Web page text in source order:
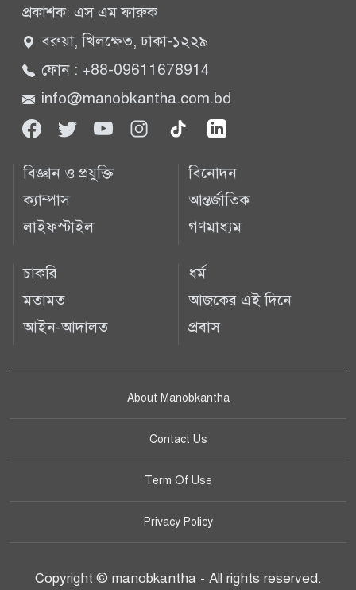
প্রকাশক: এস এম ফারুক
বরুয়া, খিলক্ষেত, ঢাকা-১২২৯
ফোন : +88-09611678914
info@manobkantha.com.bd
বিজ্ঞান ও প্রযুক্তি
ক্যাম্পাস
লাইফস্টাইল
বিনোদন
আন্তর্জাতিক
গণমাধ্যম
চাকরি
মতামত
আইন-আদালত
ধর্ম
আজকের এই দিনে
প্রবাস
About Manobkantha
Contact Us
Term Of Use
Privacy Policy
Copyright © manobkantha - All rights reserved.